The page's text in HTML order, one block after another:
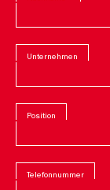
Unternehmen
Position
Telefonnummer